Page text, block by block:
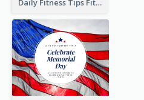
Daily Fitness Tips Fitness Goals Facebook Post